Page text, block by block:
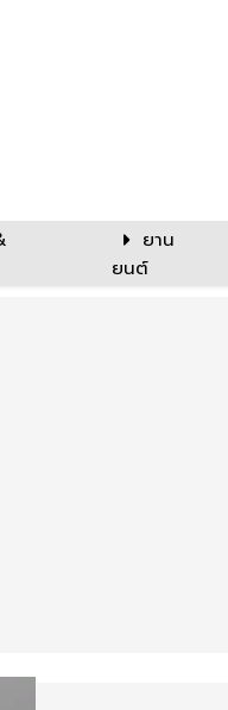
ยาน
ยนต์